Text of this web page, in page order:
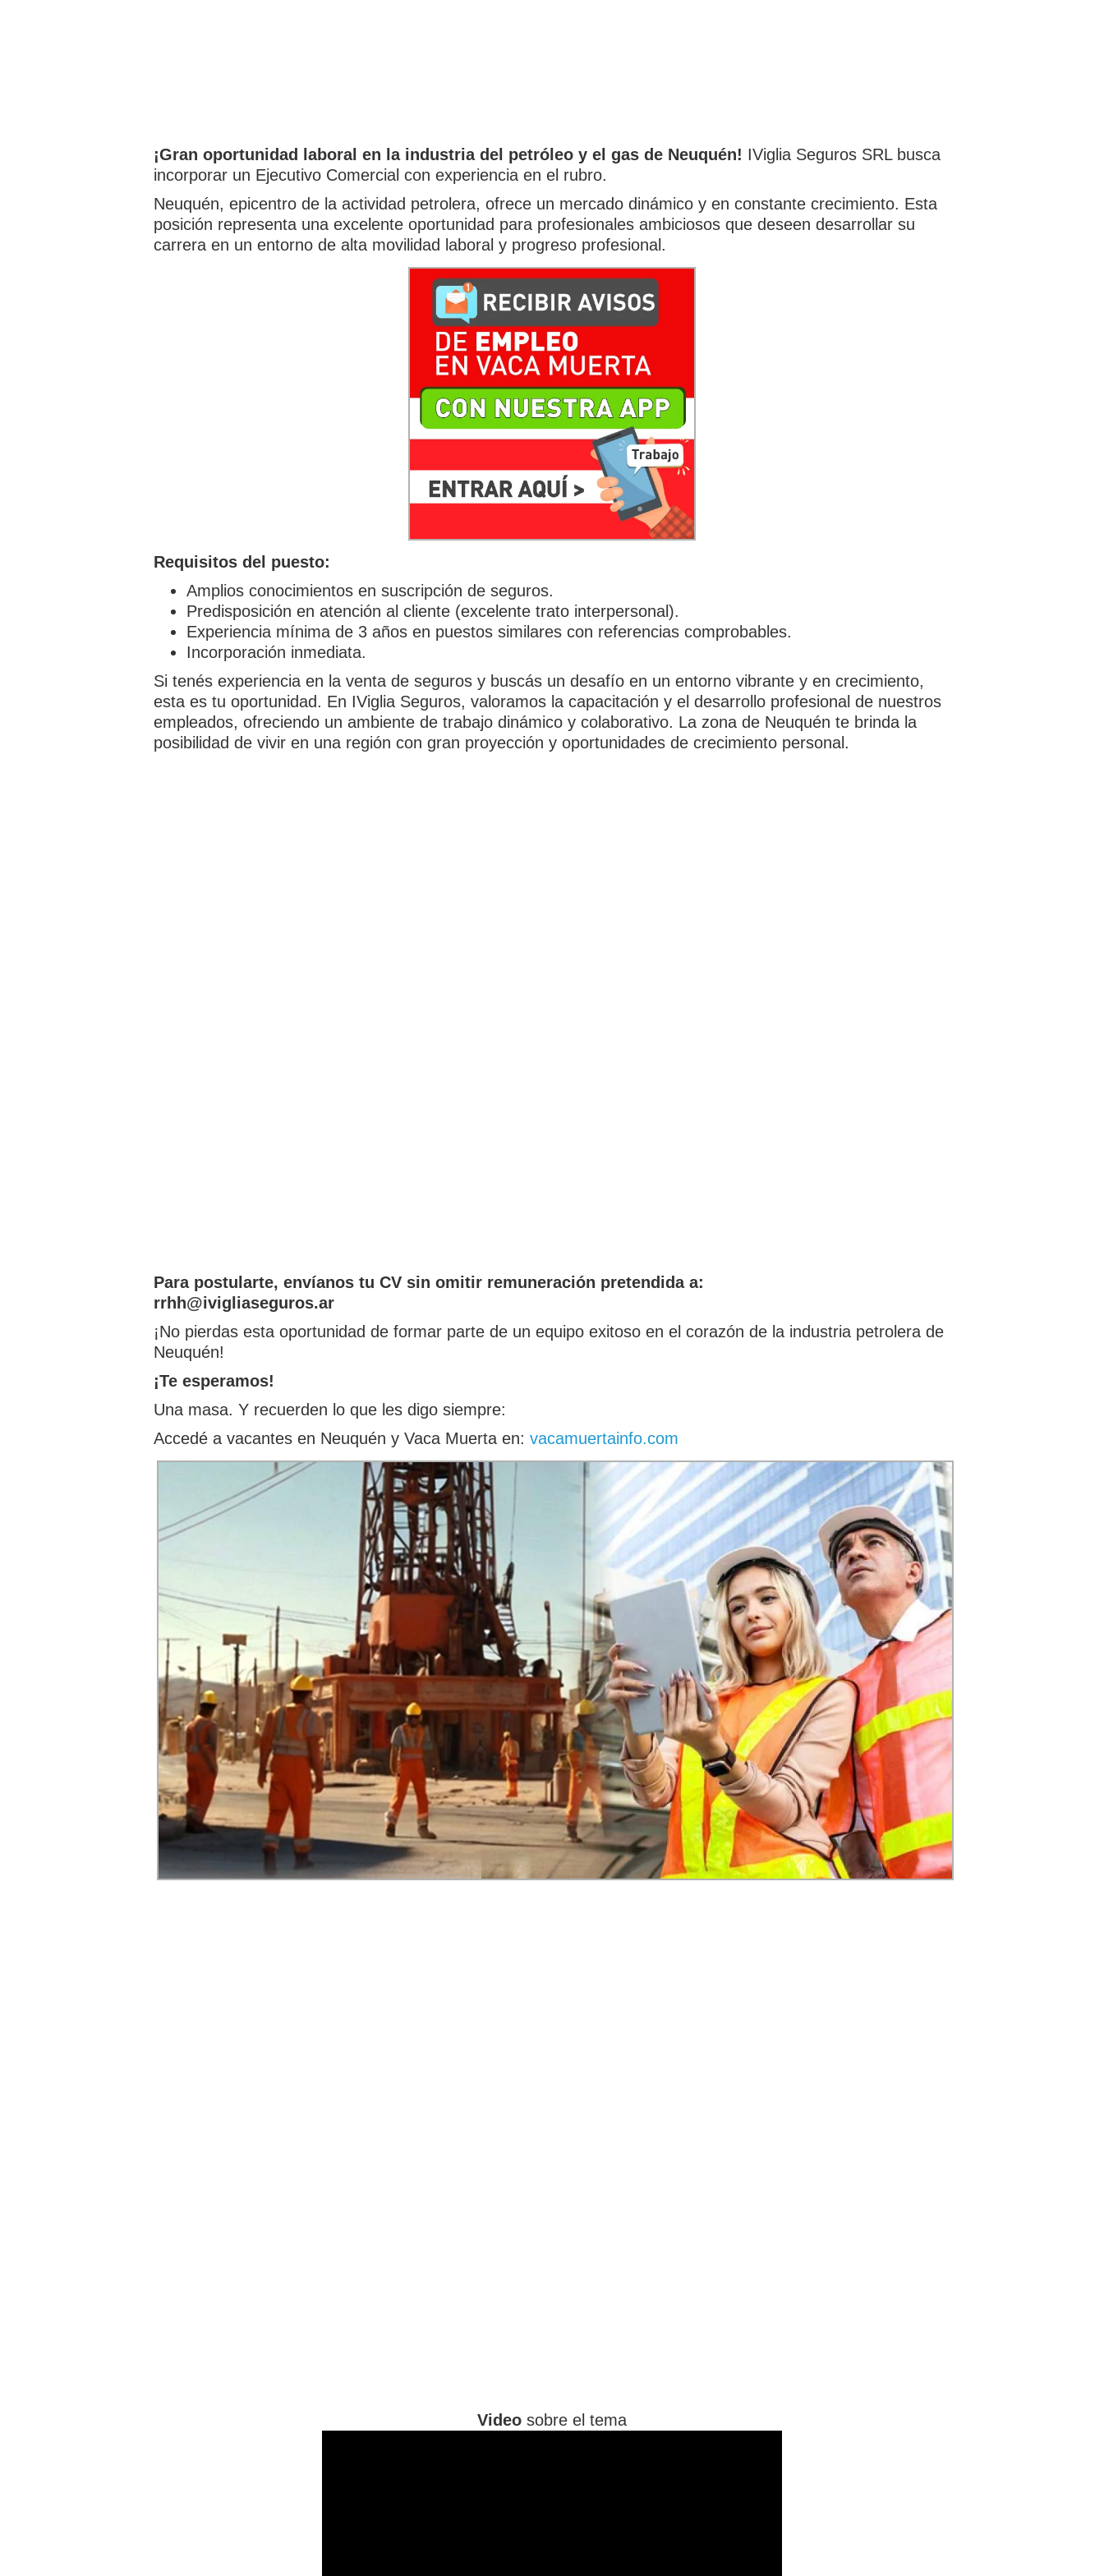
¡Gran oportunidad laboral en la industria del petróleo y el gas de Neuquén! IViglia Seguros SRL busca
incorporar un Ejecutivo Comercial con experiencia en el rubro.
Neuquén, epicentro de la actividad petrolera, ofrece un mercado dinámico y en constante crecimiento. Esta
posición representa una excelente oportunidad para profesionales ambiciosos que deseen desarrollar su
carrera en un entorno de alta movilidad laboral y progreso profesional.
Requisitos del puesto:
Amplios conocimientos en suscripción de seguros.
Predisposición en atención al cliente (excelente trato interpersonal).
Experiencia mínima de 3 años en puestos similares con referencias comprobables.
Incorporación inmediata.
Si tenés experiencia en la venta de seguros y buscás un desafío en un entorno vibrante y en crecimiento,
esta es tu oportunidad. En IViglia Seguros, valoramos la capacitación y el desarrollo profesional de nuestros
empleados, ofreciendo un ambiente de trabajo dinámico y colaborativo. La zona de Neuquén te brinda la
posibilidad de vivir en una región con gran proyección y oportunidades de crecimiento personal.
Para postularte, envíanos tu CV sin omitir remuneración pretendida a:
rrhh@ivigliaseguros.ar
¡No pierdas esta oportunidad de formar parte de un equipo exitoso en el corazón de la industria petrolera de
Neuquén!
¡Te esperamos!
Una masa. Y recuerden lo que les digo siempre:
Accedé a vacantes en Neuquén y Vaca Muerta en: vacamuertainfo.com
Video sobre el tema